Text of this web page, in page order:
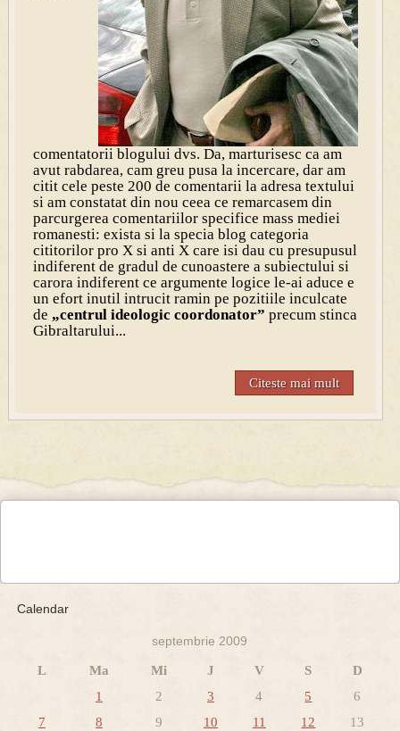
comentatorii blogului dvs. Da, marturisesc ca am
avut rabdarea, cam greu pusa la incercare, dar am
citit cele peste 200 de comentarii la adresa textului
si am constatat din nou ceea ce remarcasem din
parcurgerea comentariilor specifice mass mediei
romanesti: exista si la specia blog categoria
cititorilor pro X si anti X care isi dau cu presupusul
indiferent de gradul de cunoastere a subiectului si
carora indiferent ce argumente logice le-ai aduce e
un efort inutil intrucit ramin pe pozitiile inculcate
de „centrul ideologic coordonator” precum stinca
Gibraltarului...
Citeste mai mult
Calendar
septembrie 2009
L Ma Mi J V S
D
1
2 3 4 5
6
7
8 9 10 11 12
13